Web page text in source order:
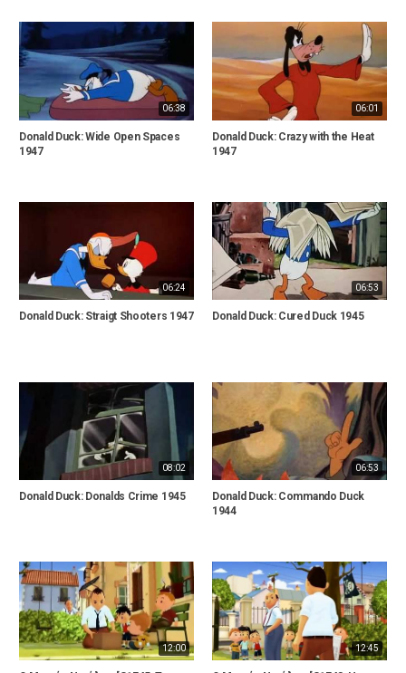
06:38
Donald Duck: Wide Open Spaces
1947
06:01
Donald Duck: Crazy with the Heat
1947
06:24
Donald Duck: Straigt Shooters 1947
06:53
Donald Duck: Cured Duck 1945
08:02
Donald Duck: Donalds Crime 1945
06:53
Donald Duck: Commando Duck
1944
12:00 12:45